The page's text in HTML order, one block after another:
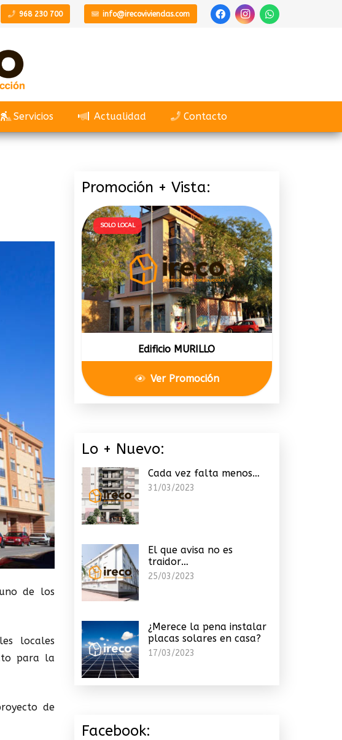
968 230 700 info@irecoviviendas.com
Servicios Actualidad Contacto
de los
locales
para la
de
Promoción + Vista:
SOLO LOCAL
Edificio MURILLO
Ver Promoción
Lo + Nuevo:
Cada vez falta menos…
31/03/2023
El que avisa no es
traidor…
25/03/2023
¿Merece la pena instalar
placas solares en casa?
17/03/2023
Facebook: